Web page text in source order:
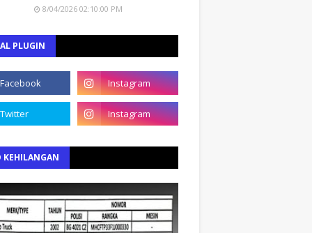
8/04/2026 02:10:00 PM
PLUGIN
KEHILANGAN